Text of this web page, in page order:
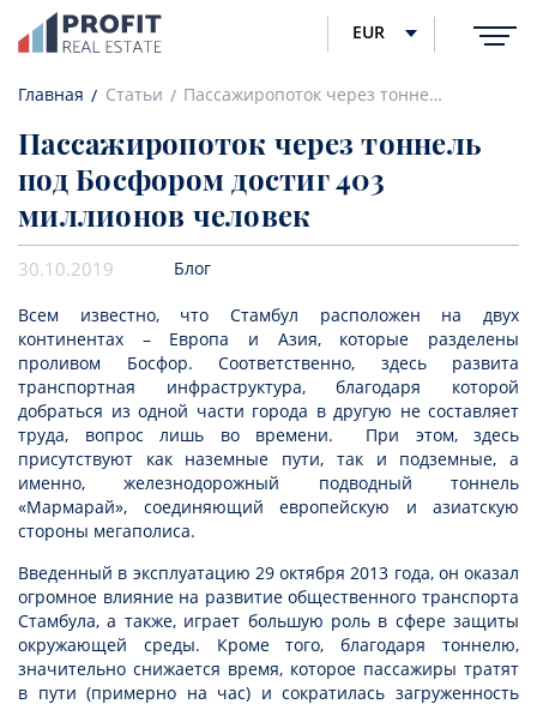
EUR
Главная Статьи Пассажиропоток через тоннель под Босфором достиг 403 миллионов человек
Пассажиропоток через тоннель
под Босфором достиг 403
миллионов человек
30.10.2019 Блог
Всем известно, что Стамбул расположен на двух
континентах – Европа и Азия, которые разделены
проливом Босфор. Соответственно, здесь развита
транспортная инфраструктура, благодаря которой
добраться из одной части города в другую не составляет
труда, вопрос лишь во времени. При этом, здесь
присутствуют как наземные пути, так и подземные, а
именно, железнодорожный подводный тоннель
«Мармарай», соединяющий европейскую и азиатскую
стороны мегаполиса.
Введенный в эксплуатацию 29 октября 2013 года, он оказал
огромное влияние на развитие общественного транспорта
Стамбула, а также, играет большую роль в сфере защиты
окружающей среды. Кроме того, благодаря тоннелю,
значительно снижается время, которое пассажиры тратят
в пути (примерно на час) и сократилась загруженность